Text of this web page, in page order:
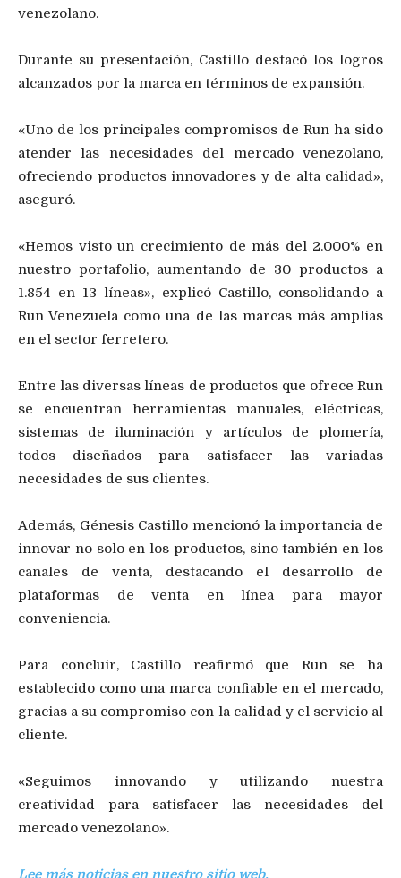
venezolano.
Durante su presentación, Castillo destacó los logros
alcanzados por la marca en términos de expansión.
«Uno de los principales compromisos de Run ha sido
atender las necesidades del mercado venezolano,
ofreciendo productos innovadores y de alta calidad»,
aseguró.
«Hemos visto un crecimiento de más del 2.000% en
nuestro portafolio, aumentando de 30 productos a
1.854 en 13 líneas», explicó Castillo, consolidando a
Run Venezuela como una de las marcas más amplias
en el sector ferretero.
Entre las diversas líneas de productos que ofrece Run
se encuentran herramientas manuales, eléctricas,
sistemas de iluminación y artículos de plomería,
todos diseñados para satisfacer las variadas
necesidades de sus clientes.
Además, Génesis Castillo mencionó la importancia de
innovar no solo en los productos, sino también en los
canales de venta, destacando el desarrollo de
plataformas de venta en línea para mayor
conveniencia.
Para concluir, Castillo reafirmó que Run se ha
establecido como una marca confiable en el mercado,
gracias a su compromiso con la calidad y el servicio al
cliente.
«Seguimos innovando y utilizando nuestra
creatividad para satisfacer las necesidades del
mercado venezolano».
Lee más noticias en nuestro sitio web.